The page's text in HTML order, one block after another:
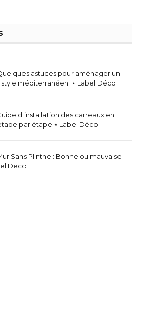
astuces pour aménager un
style méditerranéen ⋆ Label Déco
d'installation des carreaux en
par étape ⋆ Label Déco
Sans Plinthe : Bonne ou mauvaise
Deco